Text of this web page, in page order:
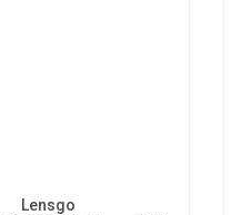
Lensgo